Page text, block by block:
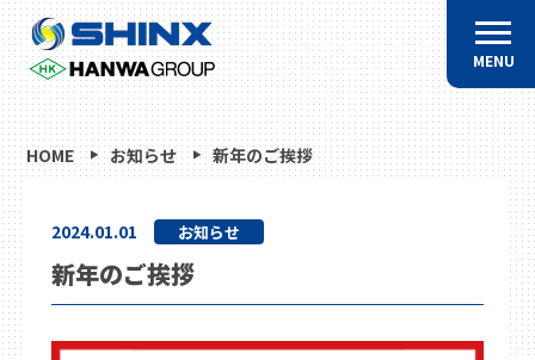
MENU
HOME お知らせ 新年のご挨拶
2024.01.01 お知らせ
新年のご挨拶